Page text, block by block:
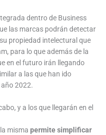
dentro de Business
las marcas podrán detectar
propiedad intelectural que
para lo que además de la
en el futuro irán llegando
a las que han ido
2022.
y a los que llegarán en el
misma permite simplificar